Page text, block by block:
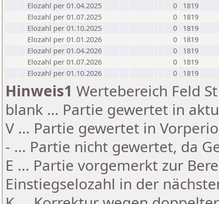
Elozahl per 01.04.2025
0
1819
Elozahl per 01.07.2025
0
1819
Elozahl per 01.10.2025
0
1819
Elozahl per 01.01.2026
0
1819
Elozahl per 01.04.2026
0
1819
Elozahl per 01.07.2026
0
1819
Elozahl per 01.10.2026
0 1819
Hinweis1 Wertebereich Feld
blank ... Partie gewertet in
V ... Partie gewertet in
- ... Partie nicht gewertet, da
E ... Partie vorgemerkt zur
Einstiegselozahl in der